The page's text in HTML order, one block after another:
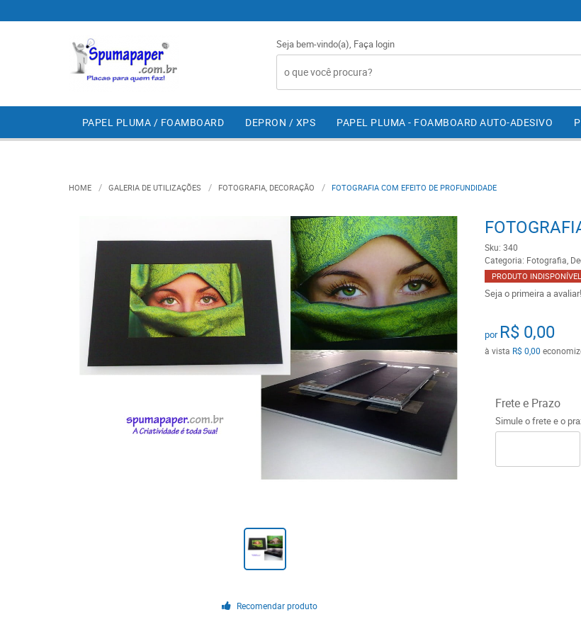
Seja bem-vindo(a), Faça login
PAPEL PLUMA / FOAMBOARD DEPRON / XPS PAPEL PLUMA - FOAMBOARD AUTO-ADESIVO
HOME GALERIA DE UTILIZAÇÕES FOTOGRAFIA, DECORAÇÃO FOTOGRAFIA COM EFEITO DE PROFUNDIDADE
Recomendar produto
Sku: 340
Categoria: Fotografia,
PRODUTO INDISPONÍVEL
Seja o primeira a avaliar!
por R$ 0,00
à vista R$ 0,00
Frete e Prazo
Simule o frete e o